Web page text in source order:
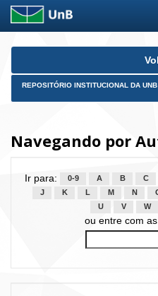
Skip
REPOSITÓRIO INSTITUCIONAL DA UNB
Navegando por
Ir para: 0-9 A B C
J
K L M N
U
V W
ou entre com